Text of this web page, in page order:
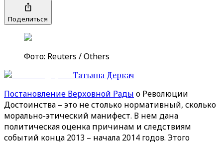
Поделиться
Фото: Reuters / Others
Татьяна Деркач
Постановление Верховной Рады о Революции
Достоинства – это не столько нормативный, сколько
морально-этический манифест. В нем дана
политическая оценка причинам и следствиям
событий конца 2013 – начала 2014 годов. Этого